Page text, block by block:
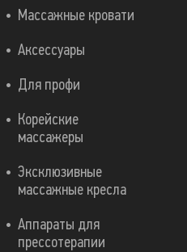
Массажные кровати
Аксессуары
Для профи
Корейские
массажеры
Эксклюзивные
массажные кресла
Аппараты для
прессотерапии